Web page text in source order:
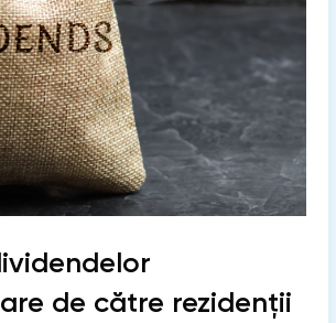
de către rezidenții